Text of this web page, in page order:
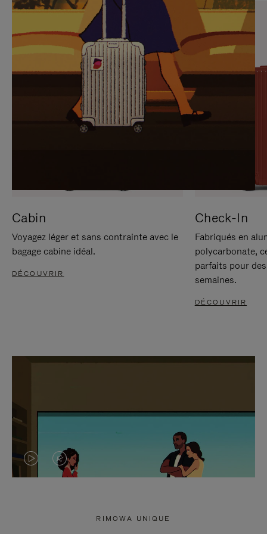
SUR
POUR
METTRE
PAUSE
VEUILLEZ
CLIQUER
POUR
RÉACTIVER
LE
SON
Cabin
Voyagez léger et sans contrainte avec le
bagage cabine idéal.
DÉCOUVRIR
Check-In
Fabriqués en
polycarbonate,
parfaits pour
semaines.
DÉCOUVRIR
LA LE
RIMOWA UNIQUE